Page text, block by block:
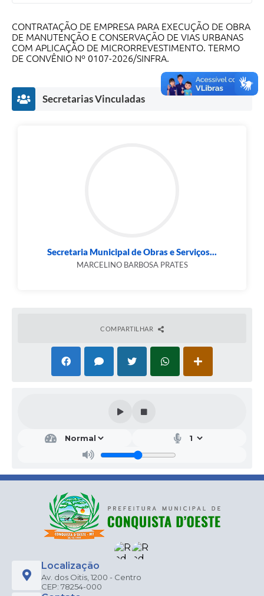
CONTRATAÇÃO DE EMPRESA PARA EXECUÇÃO DE OBRA
DE MANUTENÇÃO E CONSERVAÇÃO DE VIAS URBANAS
COM APLICAÇÃO DE MICRORREVESTIMENTO. TERMO
DE CONVÊNIO Nº 0107-2026/SINFRA.
Secretarias Vinculadas
Secretaria Municipal de Obras e Serviços...
MARCELINO BARBOSA PRATES
COMPARTILHAR
Localização
Av. dos Oitis, 1200 - Centro
CEP: 78254-000